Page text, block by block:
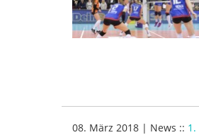
08. März 2018 | News ::